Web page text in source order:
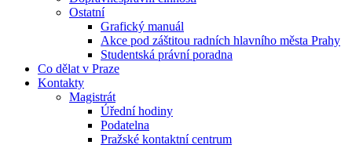
Ostatní
Grafický manuál
Akce pod záštitou radních hlavního města Prahy
Studentská právní poradna
Co dělat v Praze
Kontakty
Magistrát
Úřední hodiny
Podatelna
Pražské kontaktní centrum